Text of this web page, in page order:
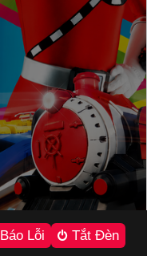
Báo Lỗi Tắt Đèn